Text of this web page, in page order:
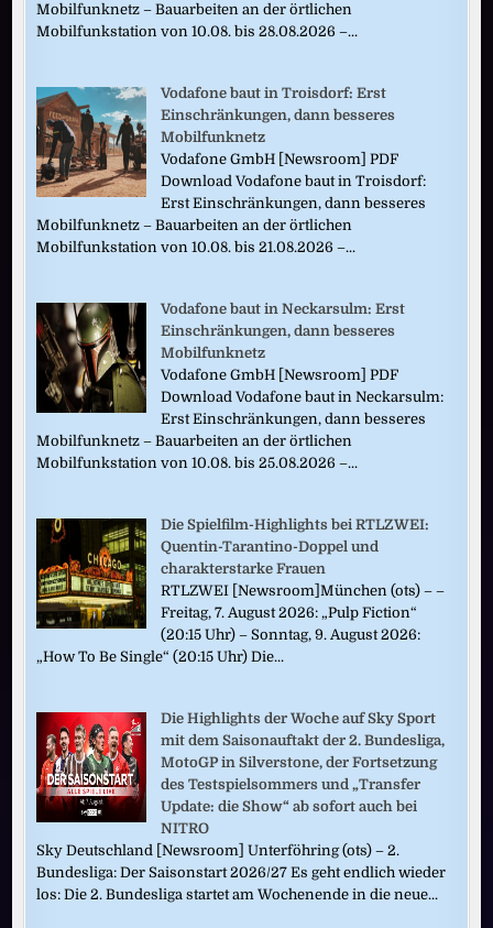
Mobilfunknetz – Bauarbeiten an der örtlichen
Mobilfunkstation von 10.08. bis 28.08.2026 –...
Vodafone baut in Troisdorf: Erst
Einschränkungen, dann besseres
Mobilfunknetz
Vodafone GmbH [Newsroom] PDF
Download Vodafone baut in Troisdorf:
Erst Einschränkungen, dann besseres
Mobilfunknetz – Bauarbeiten an der örtlichen
Mobilfunkstation von 10.08. bis 21.08.2026 –...
Vodafone baut in Neckarsulm: Erst
Einschränkungen, dann besseres
Mobilfunknetz
Vodafone GmbH [Newsroom] PDF
Download Vodafone baut in Neckarsulm:
Erst Einschränkungen, dann besseres
Mobilfunknetz – Bauarbeiten an der örtlichen
Mobilfunkstation von 10.08. bis 25.08.2026 –...
Die Spielfilm-Highlights bei RTLZWEI:
Quentin-Tarantino-Doppel und
charakterstarke Frauen
RTLZWEI [Newsroom]München (ots) – –
Freitag, 7. August 2026: „Pulp Fiction“
(20:15 Uhr) – Sonntag, 9. August 2026:
„How To Be Single“ (20:15 Uhr) Die...
Die Highlights der Woche auf Sky Sport
mit dem Saisonauftakt der 2. Bundesliga,
MotoGP in Silverstone, der Fortsetzung
des Testspielsommers und „Transfer
Update: die Show“ ab sofort auch bei
NITRO
Sky Deutschland [Newsroom] Unterföhring (ots) – 2.
Bundesliga: Der Saisonstart 2026/27 Es geht endlich wieder
los: Die 2. Bundesliga startet am Wochenende in die neue...